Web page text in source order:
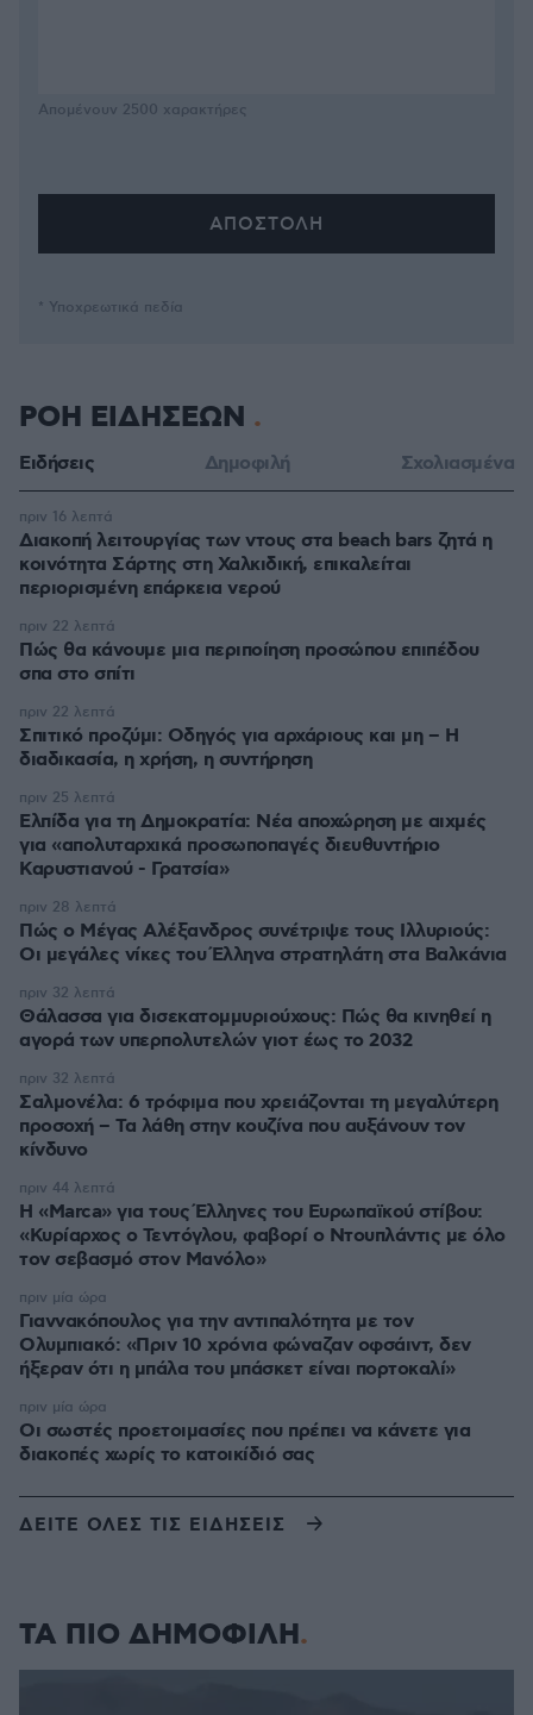
Απομένουν 2500 χαρακτήρες
* Υποχρεωτικά πεδία
ΡΟΗ ΕΙΔΗΣΕΩΝ
Ειδήσεις Δημοφιλή Σχολιασμένα
Διακοπή λειτουργίας των ντους στα beach bars ζητά η
κοινότητα Σάρτης στη Χαλκιδική, επικαλείται
περιορισμένη επάρκεια νερού
πριν 16 λεπτά
Πώς θα κάνουμε μια περιποίηση προσώπου επιπέδου
σπα στο σπίτι
πριν 22 λεπτά
Σπιτικό προζύμι: Οδηγός για αρχάριους και μη – Η
διαδικασία, η χρήση, η συντήρηση
πριν 22 λεπτά
Ελπίδα για τη Δημοκρατία: Νέα αποχώρηση με αιχμές
για «απολυταρχικά προσωποπαγές διευθυντήριο
Καρυστιανού - Γρατσία»
πριν 25 λεπτά
Πώς ο Μέγας Αλέξανδρος συνέτριψε τους Ιλλυριούς:
Οι μεγάλες νίκες του Έλληνα στρατηλάτη στα Βαλκάνια
πριν 28 λεπτά
Θάλασσα για δισεκατομμυριούχους: Πώς θα κινηθεί η
αγορά των υπερπολυτελών γιοτ έως το 2032
πριν 32 λεπτά
Σαλμονέλα: 6 τρόφιμα που χρειάζονται τη μεγαλύτερη
προσοχή – Τα λάθη στην κουζίνα που αυξάνουν τον
κίνδυνο
πριν 32 λεπτά
Η «Marca» για τους Έλληνες του Ευρωπαϊκού στίβου:
«Κυρίαρχος ο Τεντόγλου, φαβορί ο Ντουπλάντις με όλο
τον σεβασμό στον Μανόλο»
πριν 44 λεπτά
Γιαννακόπουλος για την αντιπαλότητα με τον
Ολυμπιακό: «Πριν 10 χρόνια φώναζαν οφσάιντ, δεν
ήξεραν ότι η μπάλα του μπάσκετ είναι πορτοκαλί»
πριν μία ώρα
Οι σωστές προετοιμασίες που πρέπει να κάνετε για
διακοπές χωρίς το κατοικίδιό σας
πριν μία ώρα
ΔΕΙΤΕ ΟΛΕΣ ΤΙΣ ΕΙΔΗΣΕΙΣ
ΤΑ ΠΙΟ ΔΗΜΟΦΙΛΗ